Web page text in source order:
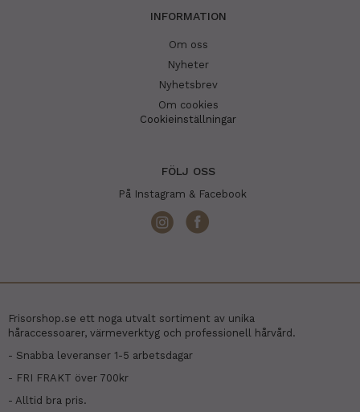
INFORMATION
Om oss
Nyheter
Nyhetsbrev
Om cookies
Cookieinställningar
FÖLJ OSS
På Instagram & Facebook
Frisorshop.se ett noga utvalt sortiment av unika
håraccessoarer, värmeverktyg och professionell hårvård.
- Snabba leveranser 1-5 arbetsdagar
- FRI FRAKT över 700kr
- Alltid bra pris.